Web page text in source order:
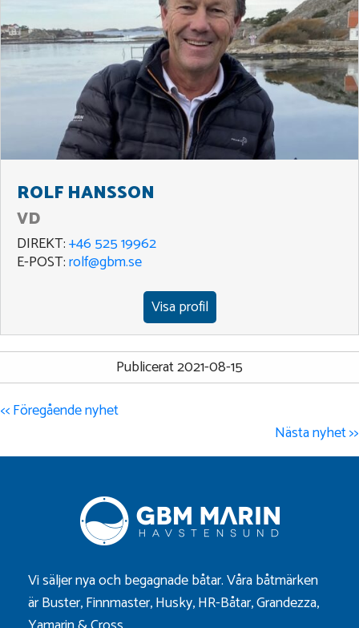
ROLF HANSSON
VD
DIREKT:+46 525 19962
E-POST:rolf@gbm.se
Visa profil
Publicerat 2021-08-15
<< Föregående nyhet
Nästa nyhet >>
Vi säljer nya och begagnade båtar. Våra båtmärken
ärBuster,Finnmaster,Husky,HR-Båtar,Grandezza,